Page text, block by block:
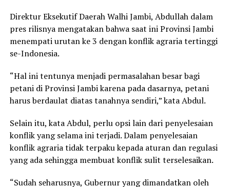
Direktur Eksekutif Daerah Walhi Jambi, Abdullah dalam
pres rilisnya mengatakan bahwa saat ini Provinsi Jambi
menempati urutan ke 3 dengan konflik agraria tertinggi
se-Indonesia.
“Hal ini tentunya menjadi permasalahan besar bagi
petani di Provinsi Jambi karena pada dasarnya, petani
harus berdaulat diatas tanahnya sendiri,” kata Abdul.
Selain itu, kata Abdul, perlu opsi lain dari penyelesaian
konflik yang selama ini terjadi. Dalam penyelesaian
konflik agraria tidak terpaku kepada aturan dan regulasi
yang ada sehingga membuat konflik sulit terselesaikan.
“Sudah seharusnya, Gubernur yang dimandatkan oleh